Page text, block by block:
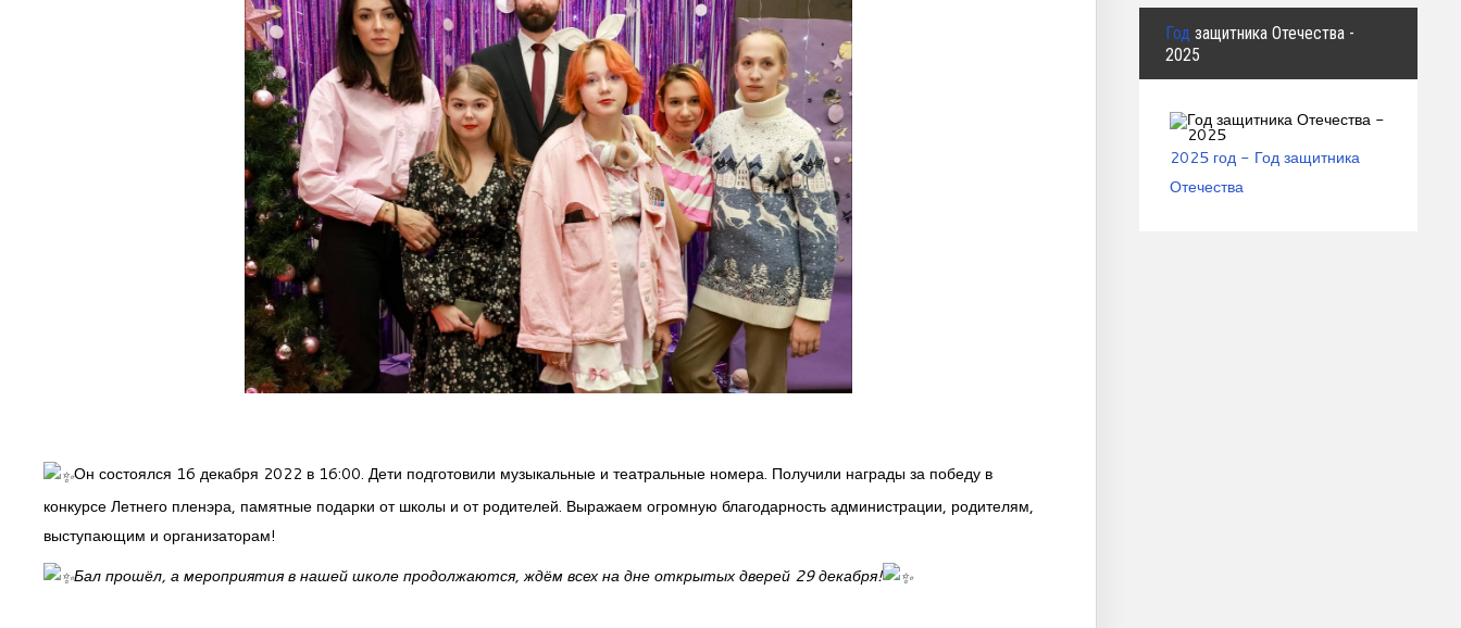
Он состоялся 16 декабря 2022 в 16:00. Дети подготовили музыкальные и театральные номера. Получили награды за победу в
конкурсе Летнего пленэра, памятные подарки от школы и от родителей. Выражаем огромную благодарность администрации, родителям,
выступающим и организаторам!
Бал прошёл, а мероприятия в нашей школе продолжаются, ждём всех на дне открытых дверей 29 декабря!
Год защитника Отечества -
2025
2025 год - Год защитника
Отечества